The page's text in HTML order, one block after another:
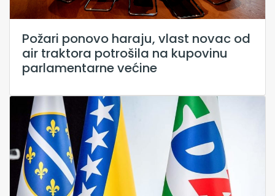
Požari ponovo haraju, vlast novac od
air traktora potrošila na kupovinu
parlamentarne većine